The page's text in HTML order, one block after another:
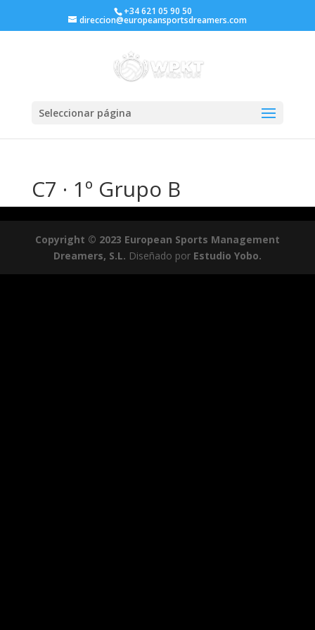
+34 621 05 90 50
direccion@europeansportsdreamers.com
Seleccionar página
C7 · 1º Grupo B
Copyright © 2023 European Sports Management
Dreamers, S.L. Diseñado por Estudio Yobo.